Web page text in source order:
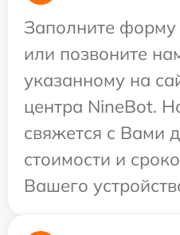
Заполните форму
или позвоните
указанному на
центра NineBot.
свяжется с Вами
стоимости и
Вашего